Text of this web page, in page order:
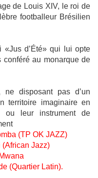
de Louis XIV, le roi de
footballeur Brésilien
«Jus d’Été» qui lui opte
au monarque de
ne disposant pas d’un
territoire imaginaire en
ou leur instrument de
(TP OK JAZZ)
(African Jazz)
(Quartier Latin).